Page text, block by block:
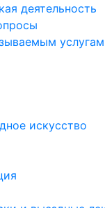
деятельность
услугам
искусство